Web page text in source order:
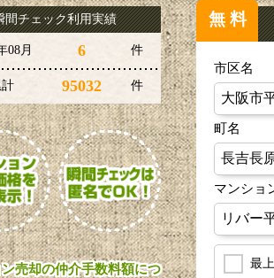
間チェック利用実績
08月 6 件
計 95032 件
売却の仲介手数料額につ
無料
市区名
町名
マンショ
最